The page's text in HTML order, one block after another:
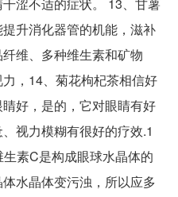
涩不适的症状。 13、甘薯
升消化器管的机能，滋补
维、多种维生素和矿物
，14、菊花枸杞茶相信好
好，是的，它对眼睛有好
视力模糊有很好的疗效.1
素C是构成眼球水晶体的
水晶体变污浊，所以应多